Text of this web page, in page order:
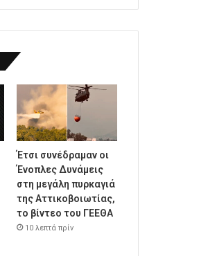
Έτσι συνέδραμαν οι
Ένοπλες Δυνάμεις
στη μεγάλη πυρκαγιά
της Αττικοβοιωτίας,
το βίντεο του ΓΕΕΘΑ
10 λεπτά πρίν